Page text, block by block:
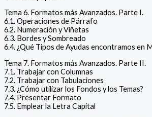
Tema 6. Formatos más Avanzados. Parte I.
6.1. Operaciones de Párrafo
6.2. Numeración y Viñetas
6.3. Bordes y Sombreado
6.4. ¿Qué Tipos de Ayudas encontramos en
Tema 7. Formatos más Avanzados. Parte II.
7.1. Trabajar con Columnas
7.2. Trabajar con Tabulaciones
7.3. ¿Cómo utilizar los Fondos y los Temas?
7.4. Presentar Formato
7.5. Emplear la Letra Capital